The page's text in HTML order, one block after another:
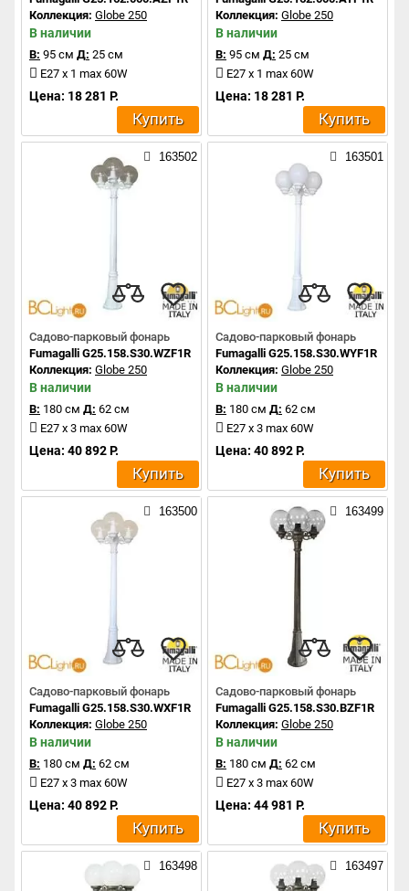
Коллекция: Globe 250
В наличии
В: 95 см Д: 25 см
E27 x 1 max 60W
Цена: 18 281 Р.
Купить
Коллекция: Globe 250
В наличии
В: 95 см Д: 25 см
E27 x 1 max 60W
Цена: 18 281 Р.
Купить
163502
Садово-парковый фонарь
Fumagalli G25.158.S30.WZF1R
Коллекция: Globe 250
В наличии
В: 180 см Д: 62 см
E27 x 3 max 60W
Цена: 40 892 Р.
Купить
163501
Садово-парковый фонарь
Fumagalli G25.158.S30.WYF1R
Коллекция: Globe 250
В наличии
В: 180 см Д: 62 см
E27 x 3 max 60W
Цена: 40 892 Р.
Купить
163500
Садово-парковый фонарь
Fumagalli G25.158.S30.WXF1R
Коллекция: Globe 250
В наличии
В: 180 см Д: 62 см
E27 x 3 max 60W
Цена: 40 892 Р.
Купить
163499
Садово-парковый фонарь
Fumagalli G25.158.S30.BZF1R
Коллекция: Globe 250
В наличии
В: 180 см Д: 62 см
E27 x 3 max 60W
Цена: 44 981 Р.
Купить
163498 163497